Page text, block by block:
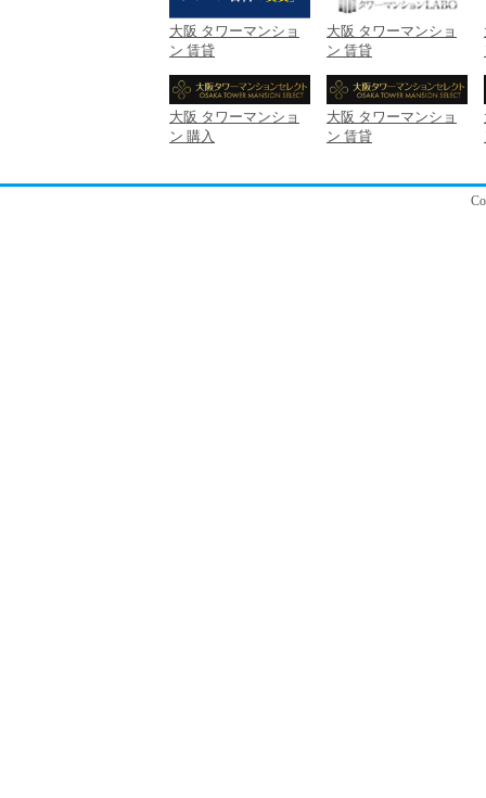
大阪 タワーマンショ
ン 賃貸
大阪 タワーマンショ
ン 賃貸
大阪 タワーマンショ
ン 購入
大阪 タワーマンショ
ン 賃貸